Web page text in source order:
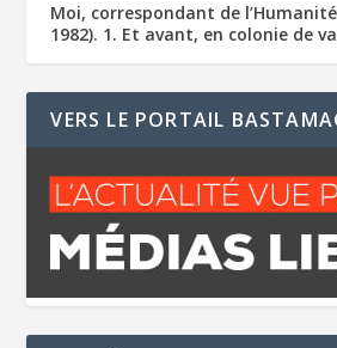
Moi, correspondant de l’Humanité
1982). 1. Et avant, en colonie de
VERS LE PORTAIL